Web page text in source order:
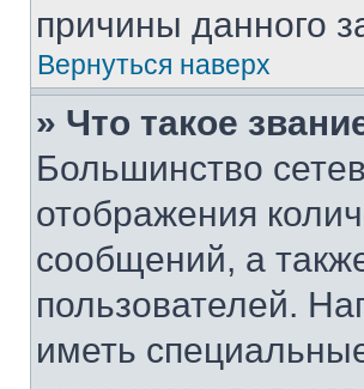
причины данного
Вернуться наверх
» Что такое
Большинство
отображения
сообщений, а
пользователей.
иметь